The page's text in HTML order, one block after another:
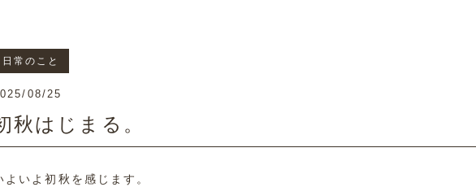
日常のこと
08/25
秋はじまる。
よいよ初秋を感じます。